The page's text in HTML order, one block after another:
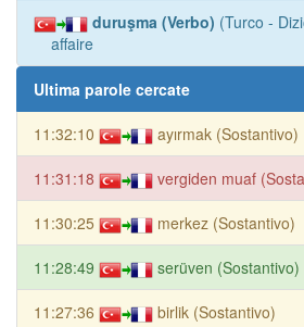
duruşma (Verbo) (Turco -
affaire
Ultima parole cercate
11:32:10 ayırmak (Sostantivo)
11:31:18 vergiden muaf
11:30:25 merkez (Sostantivo)
11:28:49 serüven (Sostantivo)
11:27:36 birlik (Sostantivo)